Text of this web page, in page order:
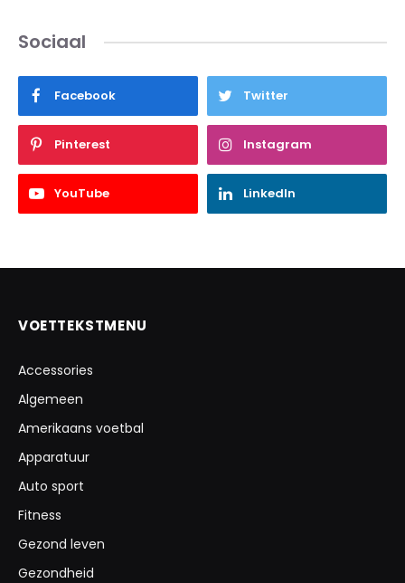
Sociaal
Facebook Twitter
Pinterest Instagram
YouTube LinkedIn
VOETTEKSTMENU
Accessories
Algemeen
Amerikaans voetbal
Apparatuur
Auto sport
Fitness
Gezond leven
Gezondheid